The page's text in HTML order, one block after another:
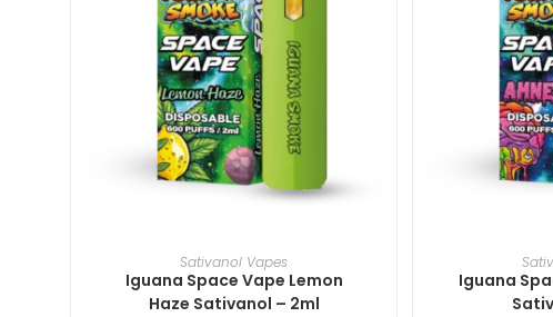
TILFØJ TIL KURV
Sativanol Vapes
Iguana Space Vape Lemon
Haze Sativanol – 2ml
Iguana